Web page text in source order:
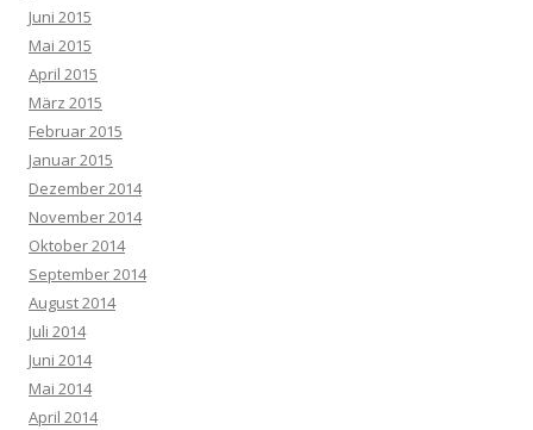
Juni 2015
Mai 2015
April 2015
März 2015
Februar 2015
Januar 2015
Dezember 2014
November 2014
Oktober 2014
September 2014
August 2014
Juli 2014
Juni 2014
Mai 2014
April 2014